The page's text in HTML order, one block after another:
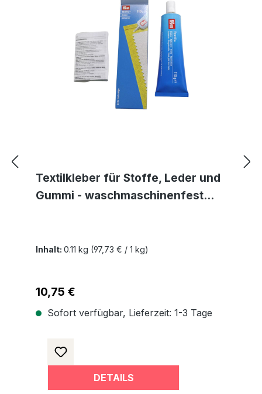
Textilkleber für Stoffe, Leder und
Gummi - waschmaschinenfest
Inhalt: 0.11 kg (97,73 € / 1 kg)
Regulärer Preis:
10,75 €
Sofort verfügbar, Lieferzeit: 1-3 Tage
DETAILS